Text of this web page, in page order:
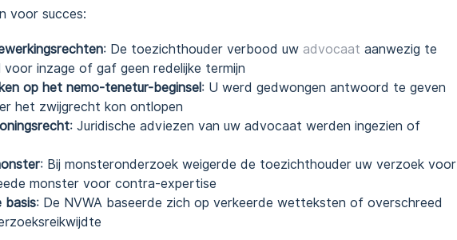
voor succes:
: De toezichthouder verbood uw advocaat aanwezig te
voor inzage of gaf geen redelijke termijn
op het nemo-tenetur-beginsel: U werd gedwongen antwoord te geven
het zwijgrecht kon ontlopen
: Juridische adviezen van uw advocaat werden ingezien of
: Bij monsteronderzoek weigerde de toezichthouder uw verzoek voor
monster voor contra-expertise
basis: De NVWA baseerde zich op verkeerde wetteksten of overschreed